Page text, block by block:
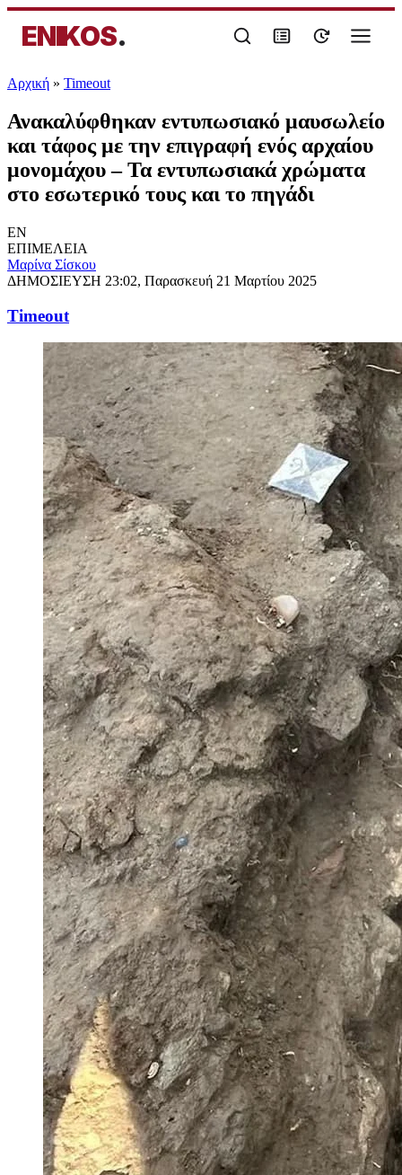
ENIKOS.
Αρχική » Timeout
Ανακαλύφθηκαν εντυπωσιακό μαυσωλείο
και τάφος με την επιγραφή ενός αρχαίου
μονομάχου – Τα εντυπωσιακά χρώματα
στο εσωτερικό τους και το πηγάδι
EN
ΕΠΙΜΕΛΕΙΑ
Μαρίνα Σίσκου
ΔΗΜΟΣΙΕΥΣΗ 23:02, Παρασκευή 21 Μαρτίου 2025
Timeout